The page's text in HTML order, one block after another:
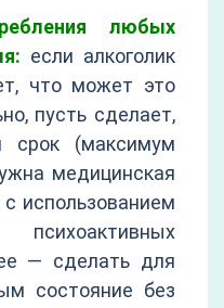
любых
если алкоголик
что может это
пусть сделает,
срок (максимум
медицинская
использованием
— сделать для
состояние без